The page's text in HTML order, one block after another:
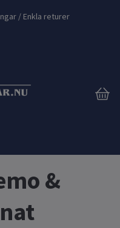
/ Enkla returer
&